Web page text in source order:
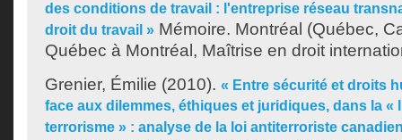
des conditions de travail : l'entreprise réseau
droit du travail » Mémoire. Montréal (Québec,
Québec à Montréal, Maîtrise en droit
Grenier, Émilie (2010). « Entre sécurité et droits
face aux dilemmes, éthiques et juridiques, dans la «
terrorisme » : analyse de la loi antiterroriste